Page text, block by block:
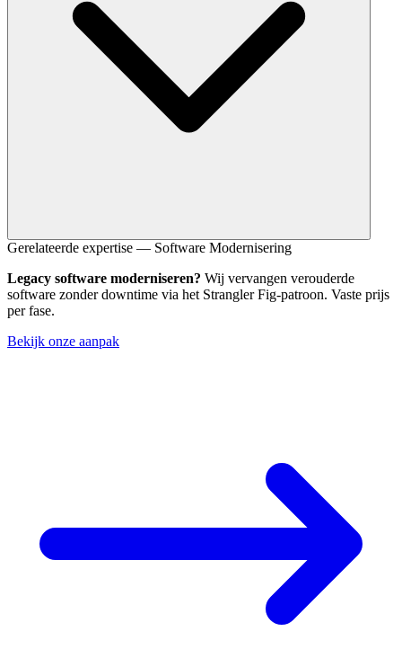
Legacy systemen zijn ooit op maat gebouwd omdat standaard
Maatwerk sluit exact aan op je werkprocessen en je behoudt
controle over data en roadmap.
Gerelateerde expertise — Software Modernisering
Legacy software moderniseren? Wij vervangen verouderde
software zonder downtime via het Strangler Fig-patroon. Vaste prijs
per fase.
Bekijk onze aanpak